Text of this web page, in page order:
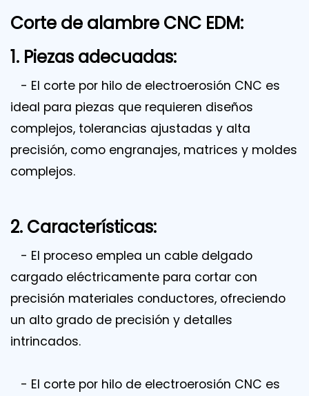
Corte de alambre CNC EDM:
1. Piezas adecuadas:
- El corte por hilo de electroerosión CNC es
ideal para piezas que requieren diseños
complejos, tolerancias ajustadas y alta
precisión, como engranajes, matrices y moldes
complejos.
2. Características:
- El proceso emplea un cable delgado
cargado eléctricamente para cortar con
precisión materiales conductores, ofreciendo
un alto grado de precisión y detalles
intrincados.
- El corte por hilo de electroerosión CNC es